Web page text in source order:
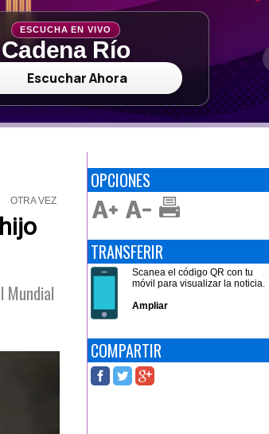
ESCUCHA EN VIVO
Cadena Río
Escuchar Ahora
OTRA VEZ
Mundial
OPCIONES
TRANSFERIR
Scanea el código QR con tu
móvil para visualizar la noticia.
Ampliar
COMPARTIR